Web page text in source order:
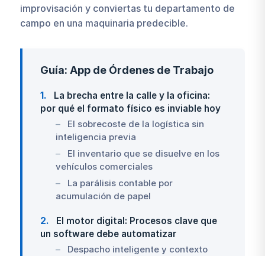
improvisación y conviertas tu departamento de
campo en una maquinaria predecible.
Guía: App de Órdenes de Trabajo
1
La brecha entre la calle y la oficina:
por qué el formato físico es inviable hoy
El sobrecoste de la logística sin
inteligencia previa
El inventario que se disuelve en los
vehículos comerciales
La parálisis contable por
acumulación de papel
2
El motor digital: Procesos clave que
un software debe automatizar
Despacho inteligente y contexto